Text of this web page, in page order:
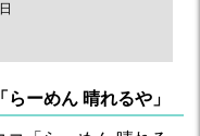
ーめん 晴れるや」